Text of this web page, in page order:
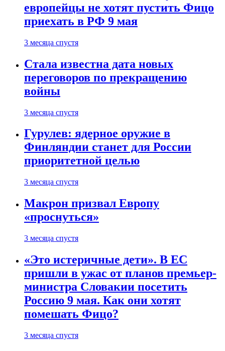
европейцы не хотят пустить Фицо
приехать в РФ 9 мая
3 месяца спустя
Стала известна дата новых
переговоров по прекращению
войны
3 месяца спустя
Гурулев: ядерное оружие в
Финляндии станет для России
приоритетной целью
3 месяца спустя
Макрон призвал Европу
«проснуться»
3 месяца спустя
«Это истеричные дети». В ЕС
пришли в ужас от планов премьер-
министра Словакии посетить
Россию 9 мая. Как они хотят
помешать Фицо?
3 месяца спустя